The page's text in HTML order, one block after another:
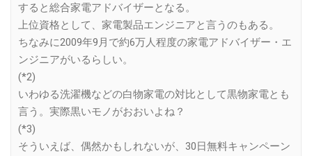
すると総合家電アドバイザーとなる。
上位資格として、家電製品エンジニアと言うのもある。
ちなみに2009年9月で約6万人程度の家電アドバイザー・エ
ンジニアがいるらしい。
(*2)
いわゆる洗濯機などの白物家電の対比として黒物家電とも
言う。実際黒いモノがおおいよね？
(*3)
そういえば、偶然かもしれないが、30日無料キャンペーン